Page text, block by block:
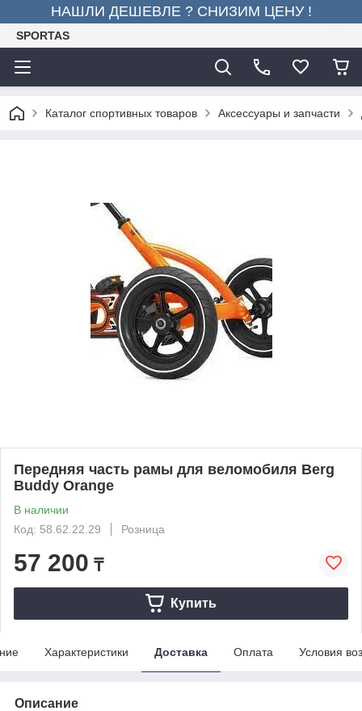
НАШЛИ ДЕШЕВЛЕ ? СНИЗИМ ЦЕНУ !
SPORTAS
Каталог спортивных товаров Аксессуары и запчасти
Передняя часть рамы для веломобиля Berg
Buddy Orange
В наличии
Код: 58.62.22.29
Розница
57 200 ₸
Купить
Характеристики Доставка Оплата Условия
Описание